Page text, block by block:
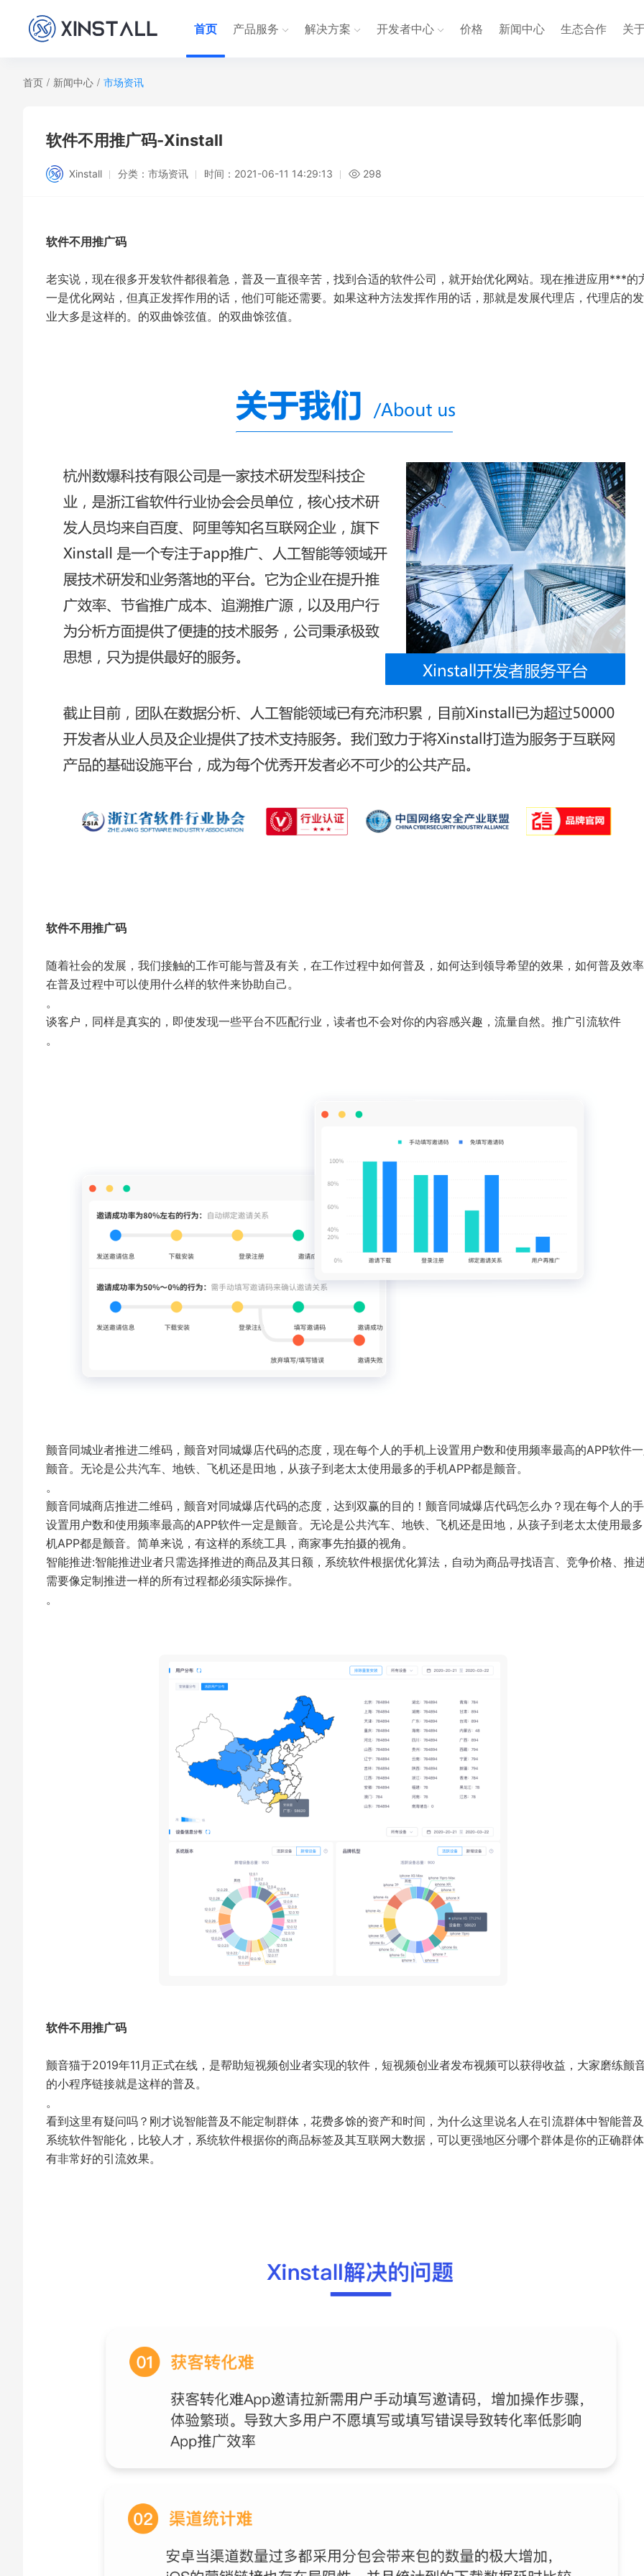
首页 产品服务 解决方案 开发者中心 价格 新闻中心 生态合作 关
首页 / 新闻中心 / 市场资讯
软件不用推广码-Xinstall
Xinstall 分类： 市场资讯 时间： 2021-06-11 14:29:13 298
软件不用推广码
老实说，现在很多开发软件都很着急，普及一直很辛苦，找到合适的软件公司，就开始优化网站。现在推进应用***的
一是优化网站，但真正发挥作用的话，他们可能还需要。如果这种方法发挥作用的话，那就是发展代理店，代理店的
业大多是这样的。的双曲馀弦值。的双曲馀弦值。
软件不用推广码
随着社会的发展，我们接触的工作可能与普及有关，在工作过程中如何普及，如何达到领导希望的效果，如何普及效
在普及过程中可以使用什么样的软件来协助自己。
。
谈客户，同样是真实的，即使发现一些平台不匹配行业，读者也不会对你的内容感兴趣，流量自然。推广引流软件
。
颤音同城业者推进二维码，颤音对同城爆店代码的态度，现在每个人的手机上设置用户数和使用频率最高的APP软件
颤音。无论是公共汽车、地铁、飞机还是田地，从孩子到老太太使用最多的手机APP都是颤音。
。
颤音同城商店推进二维码，颤音对同城爆店代码的态度，达到双赢的目的！颤音同城爆店代码怎么办？现在每个人的
设置用户数和使用频率最高的APP软件一定是颤音。无论是公共汽车、地铁、飞机还是田地，从孩子到老太太使用最
机APP都是颤音。简单来说，有这样的系统工具，商家事先拍摄的视角。
智能推进:智能推进业者只需选择推进的商品及其日额，系统软件根据优化算法，自动为商品寻找语言、竞争价格、推
需要像定制推进一样的所有过程都必须实际操作。
。
软件不用推广码
颤音猫于2019年11月正式在线，是帮助短视频创业者实现的软件，短视频创业者发布视频可以获得收益，大家磨练颤
的小程序链接就是这样的普及。
。
看到这里有疑问吗？刚才说智能普及不能定制群体，花费多馀的资产和时间，为什么这里说名人在引流群体中智能普
系统软件智能化，比较人才，系统软件根据你的商品标签及其互联网大数据，可以更强地区分哪个群体是你的正确群
有非常好的引流效果。